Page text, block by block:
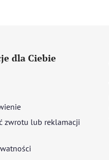
dla Ciebie
zwrotu lub reklamacji